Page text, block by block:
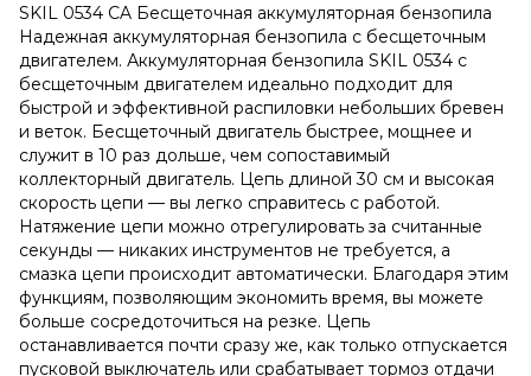
SKIL 0534 CA Бесщеточная аккумуляторная бензопила
Надежная аккумуляторная бензопила с бесщеточным
двигателем. Аккумуляторная бензопила SKIL 0534 с
бесщеточным двигателем идеально подходит для
быстрой и эффективной распиловки небольших бревен
и веток. Бесщеточный двигатель быстрее, мощнее и
служит в 10 раз дольше, чем сопоставимый
коллекторный двигатель. Цепь длиной 30 см и высокая
скорость цепи — вы легко справитесь с работой.
Натяжение цепи можно отрегулировать за считанные
секунды — никаких инструментов не требуется, а
смазка цепи происходит автоматически. Благодаря этим
функциям, позволяющим экономить время, вы можете
больше сосредоточиться на резке. Цепь
останавливается почти сразу же, как только отпускается
пусковой выключатель или срабатывает тормоз отдачи